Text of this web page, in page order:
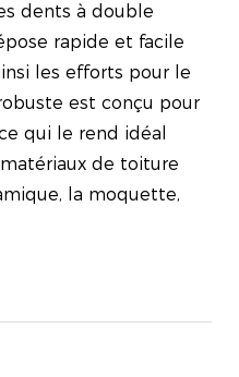
dents à double
rapide et facile
les efforts pour le
est conçu pour
qui le rend idéal
de toiture
la moquette,